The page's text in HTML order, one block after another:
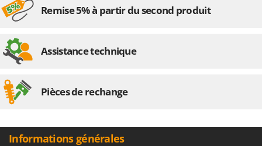
Remise 5% à partir du second produit
Assistance technique
Pièces de rechange
Informations générales